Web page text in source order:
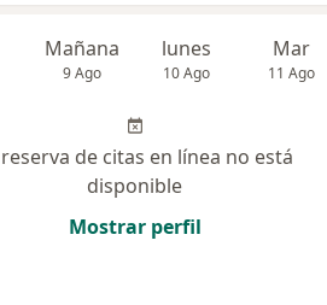
Mañana
9 Ago
lunes
10 Ago
Mar
11 Ago
reserva de citas en línea no está
disponible
Mostrar perfil